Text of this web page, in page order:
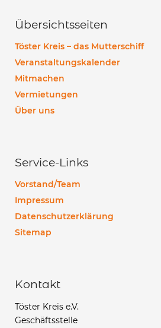
Übersichtsseiten
Töster Kreis – das Mutterschiff
Veranstaltungskalender
Mitmachen
Vermietungen
Über uns
Service-Links
Vorstand/Team
Impressum
Datenschutzerklärung
Sitemap
Kontakt
Töster Kreis e.V.
Geschäftsstelle